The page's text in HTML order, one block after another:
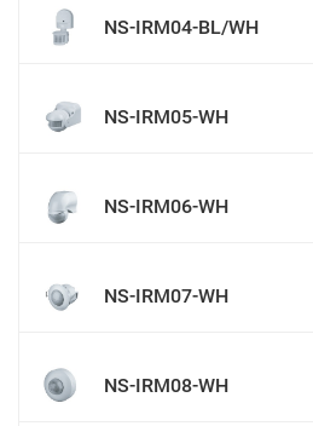
NS-IRM04-BL/WH
NS-IRM05-WH
NS-IRM06-WH
NS-IRM07-WH
NS-IRM08-WH